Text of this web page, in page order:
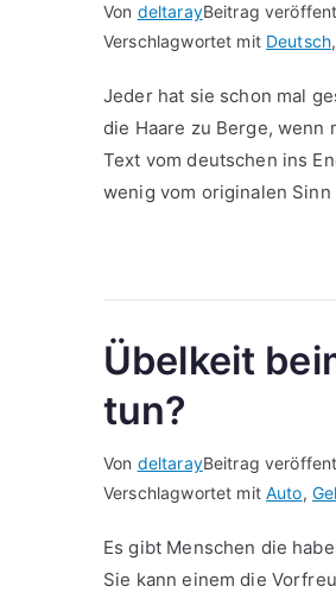
Von deltarayBeitrag
Verschlagwortet mit Deutsch,
Jeder hat sie schon mal
die Haare zu Berge, wenn
Text vom deutschen ins
wenig vom originalen
Übelkeit
tun?
Von deltarayBeitrag
Verschlagwortet mitAuto,
Es gibt Menschen die
Sie kann einem die